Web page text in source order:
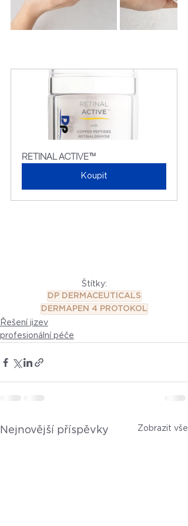
RETINAL ACTIVE™
Koupit
Štítky:
DP DERMACEUTICALS
DERMAPEN 4 PROTOKOL
Řešení jizev
profesionální péče
Nejnovější příspěvky Zobrazit vše